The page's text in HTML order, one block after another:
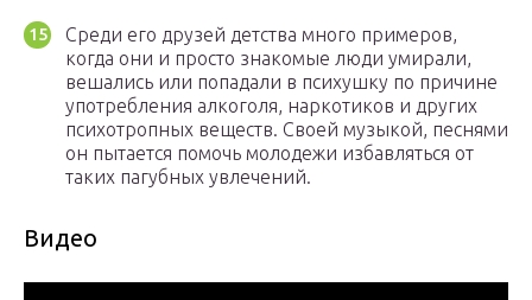
Среди его друзей детства много примеров,
когда они и просто знакомые люди умирали,
вешались или попадали в психушку по причине
употребления алкоголя, наркотиков и других
психотропных веществ. Своей музыкой, песнями
он пытается помочь молодежи избавляться от
таких пагубных увлечений.
Видео